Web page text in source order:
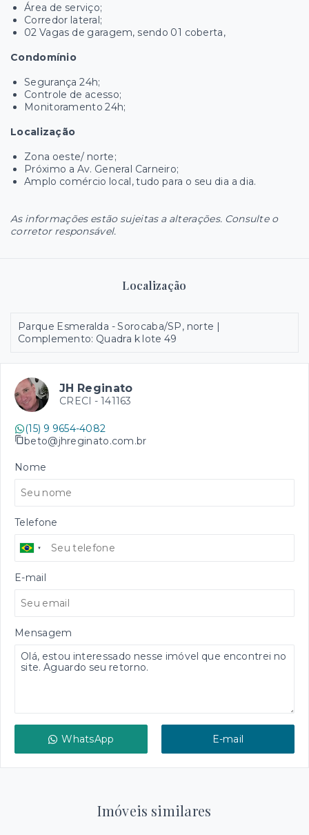
Área de serviço;
Corredor lateral;
02 Vagas de garagem, sendo 01 coberta,
Condomínio
Segurança 24h;
Controle de acesso;
Monitoramento 24h;
Localização
Zona oeste/ norte;
Próximo a Av. General Carneiro;
Amplo comércio local, tudo para o seu dia a dia.
As informações estão sujeitas a alterações. Consulte o
corretor responsável.
Localização
Parque Esmeralda - Sorocaba/SP, norte |
Complemento: Quadra k lote 49
JH Reginato
CRECI - 141163
(15) 9 9654-4082
beto@jhreginato.com.br
Nome
Telefone
E-mail
Mensagem
WhatsApp E-mail
Imóveis similares